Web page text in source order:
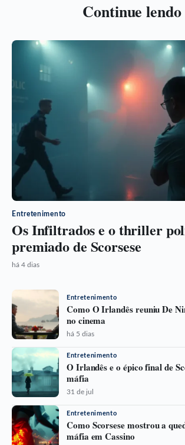
Continue lendo
Entretenimento
Os Infiltrados e o thriller
premiado de Scorsese
há 4 dias
Entretenimento
Como O Irlandês reuniu De
no cinema
há 5 dias
Entretenimento
O Irlandês e o épico final de
máfia
31 de jul
Entretenimento
Como Scorsese mostrou a
máfia em Cassino